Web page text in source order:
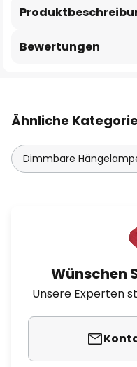
Bewertungen
Ähnliche
Dimmbare
Wünschen
Unsere Experten